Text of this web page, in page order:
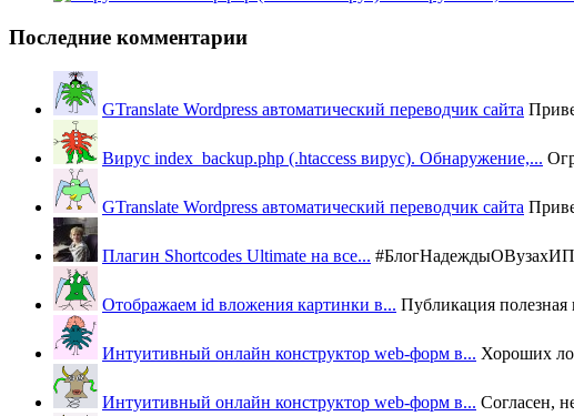
Последние комментарии
GTranslate Wordpress автоматический переводчик сайта
Вирус index_backup.php (.htaccess вируc). Обнаружение,...
GTranslate Wordpress автоматический переводчик сайта
Плагин Shortcodes Ultimate на все...
Отображаем id вложения картинки в... Публикация полезная
Интуитивный онлайн конструктор web-форм в... Хороших
Интуитивный онлайн конструктор web-форм в... Согласен,